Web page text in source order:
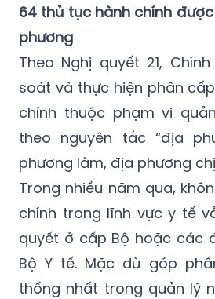
64 thủ tục hành chính
phương
Theo Nghị quyết 21,
soát và thực hiện phân
chính thuộc phạm vi
theo nguyên tắc “địa
phương làm, địa phương
Trong nhiều năm qua,
chính trong lĩnh vực y tế
quyết ở cấp Bộ hoặc các
Bộ Y tế. Mặc dù góp
thống nhất trong quản lý